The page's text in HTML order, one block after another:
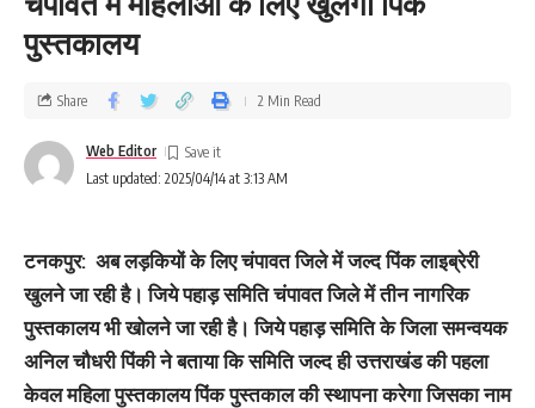
पुस्‍तकालय
Last updated: 2025/04/14 at 3:13 AM
Web Editor
Share 2 Min Read
टनकपुर: अब लड़कियों के लिए चंपावत जिले में जल्द पिंक लाइब्रेरी
खुलने जा रही है। जिये पहाड़ समिति चंपावत जिले में तीन नागरिक
पुस्तकालय भी खोलने जा रही है। जिये पहाड़ समिति के जिला समन्वयक
अनिल चौधरी पिंकी ने बताया कि समिति जल्द ही उत्तराखंड की पहला
केवल महिला पुस्तकालय पिंक पुस्तकाल की स्थापना करेगा जिसका नाम